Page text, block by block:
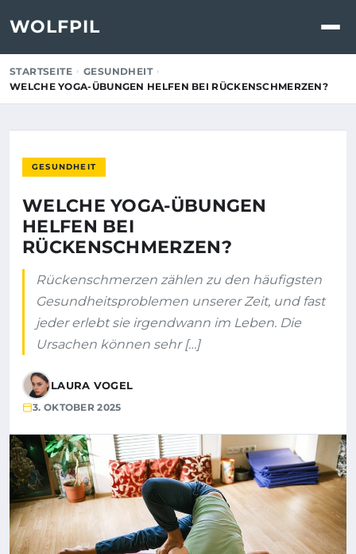
WOLFPIL
STARTSEITE
GESUNDHEIT
WELCHE YOGA-ÜBUNGEN HELFEN BEI RÜCKENSCHMERZEN?
GESUNDHEIT
WELCHE YOGA-ÜBUNGEN
HELFEN BEI
RÜCKENSCHMERZEN?
Rückenschmerzen zählen zu den häufigsten
Gesundheitsproblemen unserer Zeit, und fast
jeder erlebt sie irgendwann im Leben. Die
Ursachen können sehr […]
LAURA VOGEL
3. OKTOBER 2025